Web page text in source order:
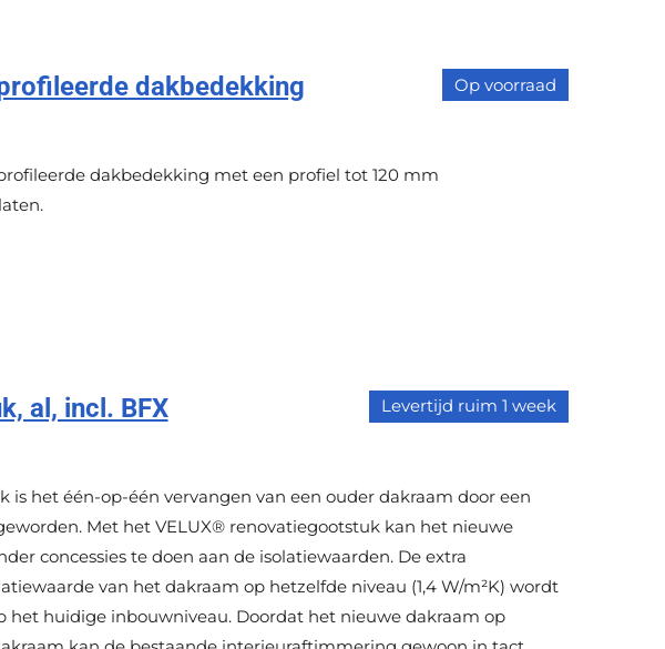
Op voorraad
dakbedekking
dakbedekking met een profiel tot 120 mm
Levertijd ruim 1 week
al, incl. BFX
het één-op-één vervangen van een ouder dakraam door een
Met het VELUX® renovatiegootstuk kan het nieuwe
concessies te doen aan de isolatiewaarden. De extra
van het dakraam op hetzelfde niveau (1,4 W/m²K) wordt
huidige inbouwniveau. Doordat het nieuwe dakraam op